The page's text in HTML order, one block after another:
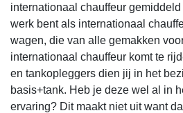
internationaal chauffeur
werk bent als internationaal
wagen, die van alle gemakken
internationaal chauffeur komt te
en tankopleggers dien jij in het
basis+tank. Heb je deze wel al in
ervaring? Dit maakt niet uit want